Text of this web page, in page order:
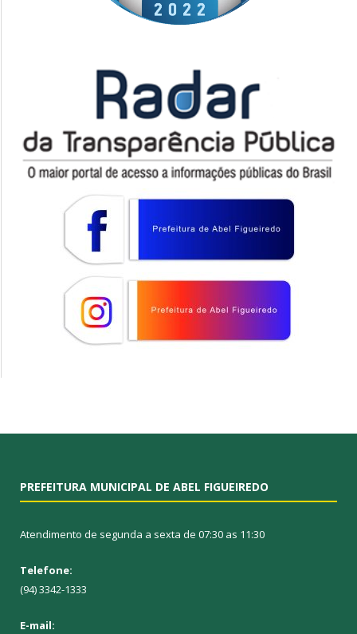
PREFEITURA MUNICIPAL DE ABEL FIGUEIREDO
Atendimento de segunda a sexta de 07:30 as 11:30
Telefone:
(94) 3342-1333
E-mail: